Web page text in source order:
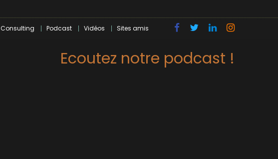
Consulting Podcast Vidéos Sites amis
Ecoutez notre podcast !